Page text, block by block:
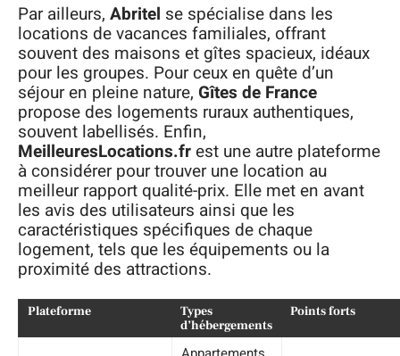
Par ailleurs, Abritel se spécialise dans les
locations de vacances familiales, offrant
souvent des maisons et gîtes spacieux, idéaux
pour les groupes. Pour ceux en quête d’un
séjour en pleine nature, Gîtes de France
propose des logements ruraux authentiques,
souvent labellisés. Enfin,
MeilleuresLocations.frest une autre plateforme
à considérer pour trouver une location au
meilleur rapport qualité-prix. Elle met en avant
les avis des utilisateurs ainsi que les
caractéristiques spécifiques de chaque
logement, tels que les équipements ou la
proximité des attractions.
Plateforme
Types
d’hébergements
Points forts